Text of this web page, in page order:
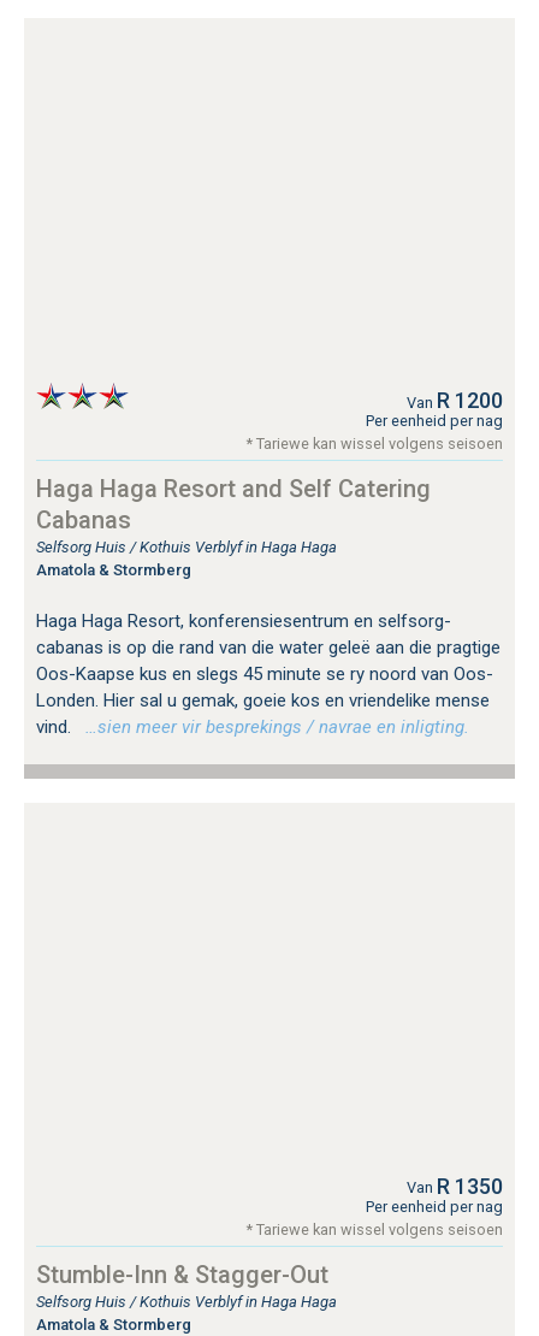
Van R 1200
Per eenheid per nag
* Tariewe kan wissel volgens seisoen
Haga Haga Resort and Self Catering
Cabanas
Selfsorg Huis / Kothuis Verblyf in Haga Haga
Amatola & Stormberg
Haga Haga Resort, konferensiesentrum en selfsorg-
cabanas is op die rand van die water geleë aan die pragtige
Oos-Kaapse kus en slegs 45 minute se ry noord van Oos-
Londen. Hier sal u gemak, goeie kos en vriendelike mense
vind.
…sien meer vir besprekings / navrae en inligting.
Van R 1350
Per eenheid per nag
* Tariewe kan wissel volgens seisoen
Stumble-Inn & Stagger-Out
Selfsorg Huis / Kothuis Verblyf in Haga Haga
Amatola & Stormberg